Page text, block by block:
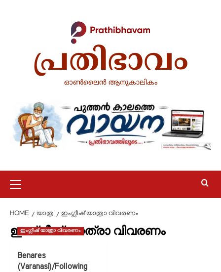
പ്രതിഭാവം
ഓൺലൈൻ ആനുകാലികം
Menu
HOME യാത്ര ഇംഗ്ലീഷ് യാത്രാ വിവരണം
ഇംഗ്ലീഷ് യാത്രാ വിവരണം
ഇംഗ്ലീഷ് യാത്രാ വിവരണം
Benares
(Varanasi)/Following